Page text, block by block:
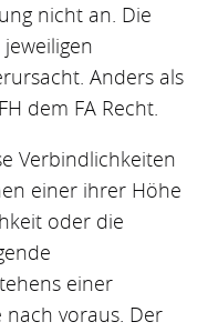
nicht an. Die
Anders als
dem FA Recht.
Verbindlichkeiten
einer ihrer Höhe
oder die
einer
voraus. Der